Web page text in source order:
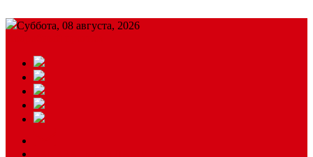
Суббота, 08 августа, 2026